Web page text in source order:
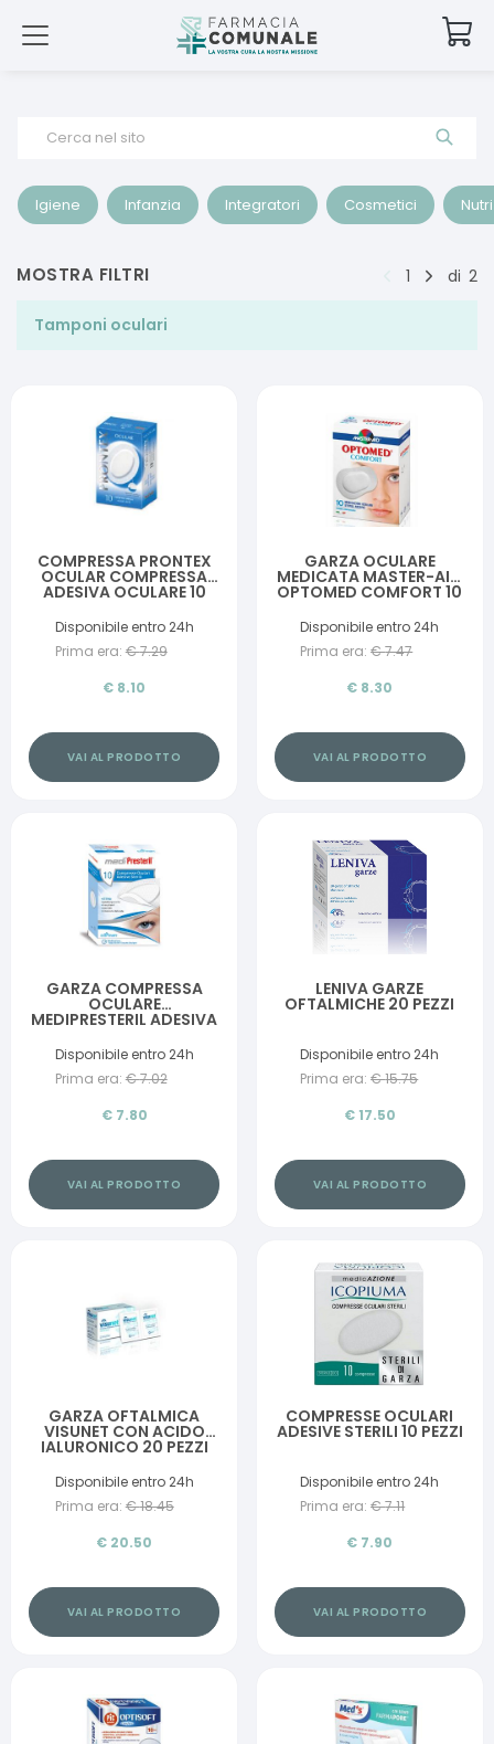
Cerca nel sito
Igiene Infanzia Integratori Cosmetici
MOSTRA FILTRI 1 di 2
Tamponi oculari
COMPRESSA PRONTEX
OCULAR COMPRESSA
ADESIVA OCULARE 10
Disponibile entro 24h
Prima era: €7.29
€ 8.10
VAI AL PRODOTTO
GARZA OCULARE
MEDICATA MASTER-AID
OPTOMED COMFORT 10
Disponibile entro 24h
Prima era: €7.47
€ 8.30
VAI AL PRODOTTO
GARZA COMPRESSA
OCULARE
MEDIPRESTERIL ADESIVA
Disponibile entro 24h
Prima era: €7.02
€ 7.80
VAI AL PRODOTTO
LENIVA GARZE
OFTALMICHE 20 PEZZI
Disponibile entro 24h
Prima era: €15.75
€ 17.50
VAI AL PRODOTTO
GARZA OFTALMICA
VISUNET CON ACIDO
IALURONICO 20 PEZZI
Disponibile entro 24h
Prima era: €18.45
€ 20.50
VAI AL PRODOTTO
COMPRESSE OCULARI
ADESIVE STERILI 10 PEZZI
Disponibile entro 24h
Prima era: €7.11
€ 7.90
VAI AL PRODOTTO